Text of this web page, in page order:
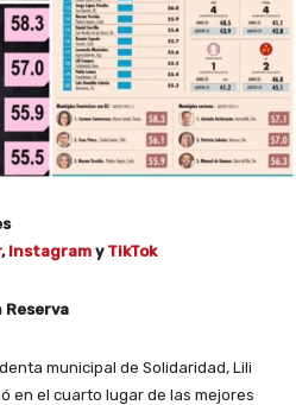
, Instagram y TikTok
municipal de Solidaridad, Lili
en el cuarto lugar de las mejores